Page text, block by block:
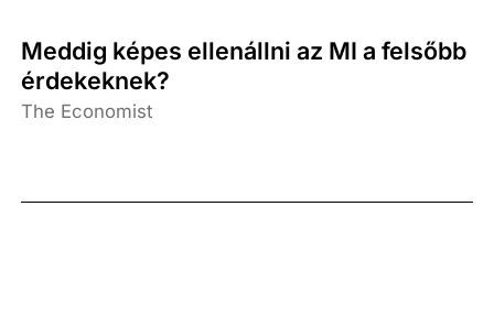
Meddig képes ellenállni az MI a felsőbb
érdekeknek?
The Economist